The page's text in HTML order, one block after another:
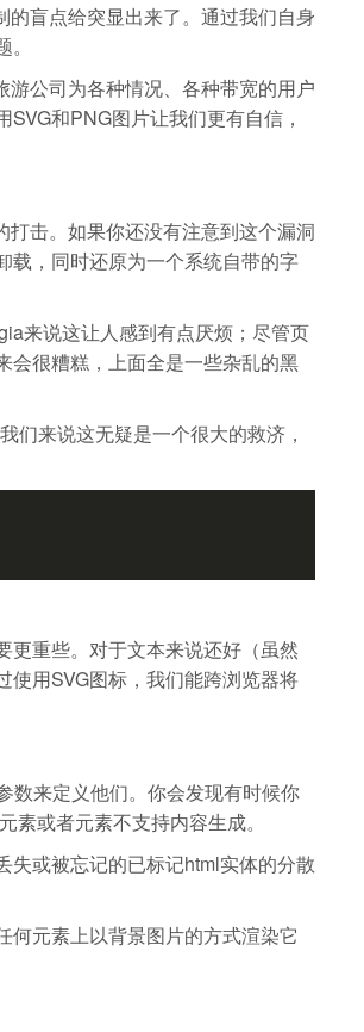
盲点给突显出来了。通过我们自身
公司为各种情况、各种带宽的用户
和PNG图片让我们更有自信，
打击。如果你还没有注意到这个漏洞
载，同时还原为一个系统自带的字
来说这让人感到有点厌烦；尽管页
会很糟糕，上面全是一些杂乱的黑
们来说这无疑是一个很大的救济，
更重些。对于文本来说还好（虽然
使用SVG图标，我们能跨浏览器将
数来定义他们。你会发现有时候你
或者元素不支持内容生成。
失或被忘记的已标记html实体的分散
何元素上以背景图片的方式渲染它